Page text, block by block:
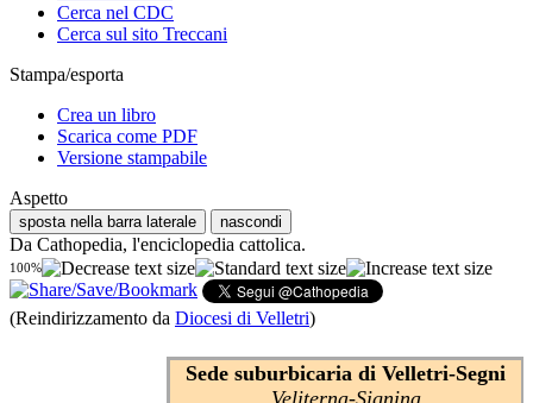
Cerca nel CDC
Cerca sul sito Treccani
Stampa/esporta
Crea un libro
Scarica come PDF
Versione stampabile
Aspetto
sposta nella barra laterale nascondi
Da Cathopedia, l'enciclopedia cattolica.
100%
(Reindirizzamento da Diocesi di Velletri)
Sede suburbicaria di Velletri-Segni
Veliterna-Signina